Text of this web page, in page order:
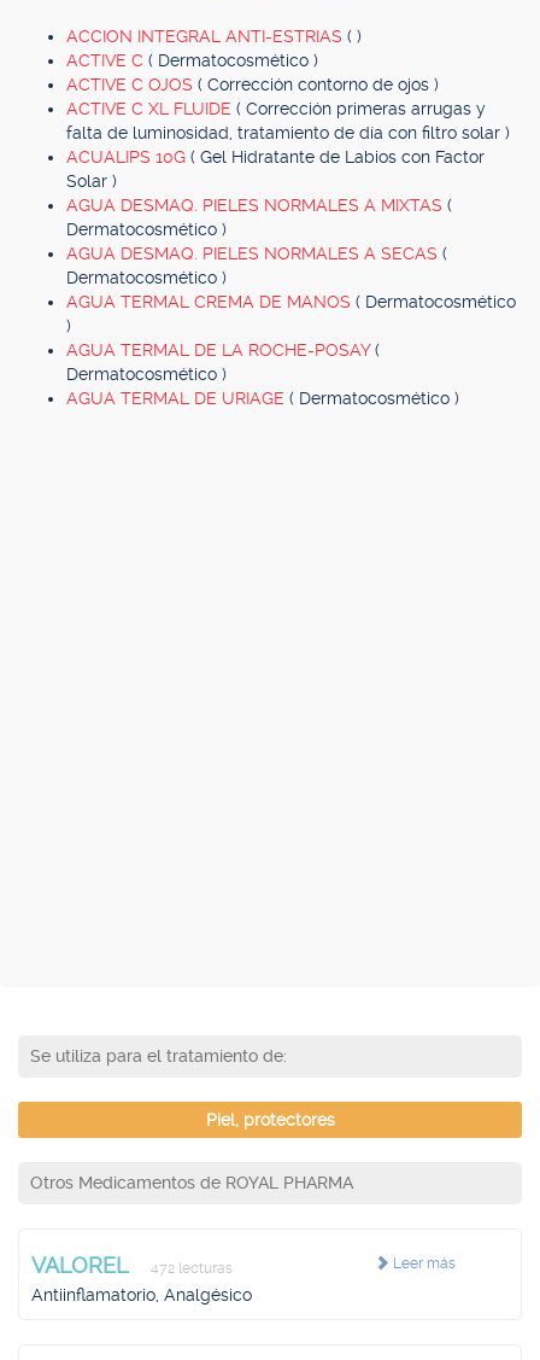
ACCION INTEGRAL ANTI-ESTRIAS ( )
ACTIVE C ( Dermatocosmético )
ACTIVE C OJOS ( Corrección contorno de ojos )
ACTIVE C XL FLUIDE ( Corrección primeras arrugas y
falta de luminosidad, tratamiento de día con filtro solar )
ACUALIPS 10G ( Gel Hidratante de Labios con Factor
Solar )
AGUA DESMAQ. PIELES NORMALES A MIXTAS (
Dermatocosmético )
AGUA DESMAQ. PIELES NORMALES A SECAS (
Dermatocosmético )
AGUA TERMAL CREMA DE MANOS ( Dermatocosmético
)
AGUA TERMAL DE LA ROCHE-POSAY(
Dermatocosmético )
AGUA TERMAL DE URIAGE ( Dermatocosmético )
Se utiliza para el tratamiento de:
Piel, protectores
Otros Medicamentos de ROYAL PHARMA
Leer más
VALOREL 472 lecturas
Antiinflamatorio, Analgésico